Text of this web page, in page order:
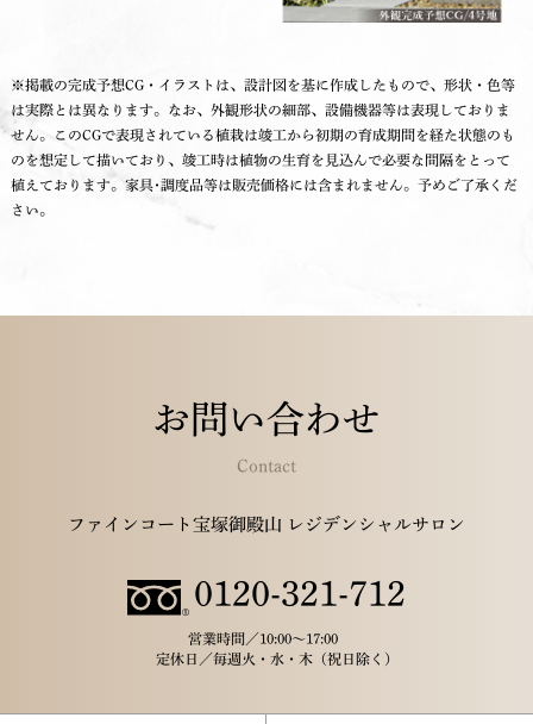
※掲載の完成予想CG・イラストは、設計図を基に作成したもので、形状・色等
は実際とは異なります。なお、外観形状の細部、設備機器等は表現しておりま
せん。このCGで表現されている植栽は竣工から初期の育成期間を経た状態のも
のを想定して描いており、竣工時は植物の生育を見込んで必要な間隔をとって
植えております。家具･調度品等は販売価格には含まれません。予めご了承くだ
さい。
お問い合わせ
Contact
ファインコート宝塚御殿山 レジデンシャルサロン
0120-321-712
営業時間／10:00～17:00
定休日／毎週火・水・木（祝日除く）